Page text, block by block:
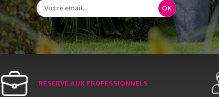
OK
RÉSERVÉ AUX PROFESSIONNELS